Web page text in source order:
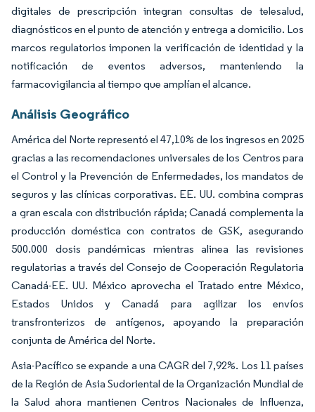
digitales de prescripción integran consultas de telesalud,
diagnósticos en el punto de atención y entrega a domicilio. Los
marcos regulatorios imponen la verificación de identidad y la
notificación de eventos adversos, manteniendo la
farmacovigilancia al tiempo que amplían el alcance.
Análisis Geográfico
América del Norte representó el 47,10% de los ingresos en 2025
gracias a las recomendaciones universales de los Centros para
el Control y la Prevención de Enfermedades, los mandatos de
seguros y las clínicas corporativas. EE. UU. combina compras
a gran escala con distribución rápida; Canadá complementa la
producción doméstica con contratos de GSK, asegurando
500.000 dosis pandémicas mientras alinea las revisiones
regulatorias a través del Consejo de Cooperación Regulatoria
Canadá-EE. UU. México aprovecha el Tratado entre México,
Estados Unidos y Canadá para agilizar los envíos
transfronterizos de antígenos, apoyando la preparación
conjunta de América del Norte.
Asia-Pacífico se expande a una CAGR del 7,92%. Los 11 países
de la Región de Asia Sudoriental de la Organización Mundial de
la Salud ahora mantienen Centros Nacionales de Influenza,